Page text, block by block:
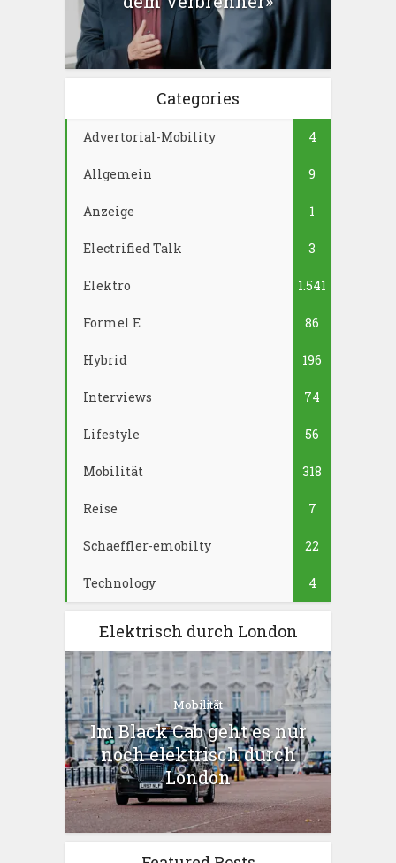
Categories
Advertorial-Mobility 4
Allgemein 9
Anzeige 1
Electrified Talk 3
Elektro 1.541
Formel E 86
Hybrid 196
Interviews 74
Lifestyle 56
Mobilität 318
Reise 7
Schaeffler-emobilty 22
Technology 4
Elektrisch durch London
Mobilität
Im Black Cab geht es nur
noch elektrisch durch
London